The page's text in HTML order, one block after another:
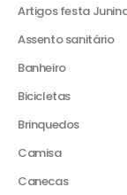
Artigos festa
Assento sanitário
Banheiro
Bicicletas
Brinquedos
Camisa
Canecas